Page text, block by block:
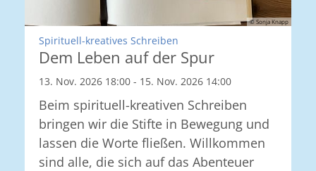
© Sonja Knapp
Spirituell-kreatives Schreiben
Dem Leben auf der Spur
13. Nov. 2026 18:00 - 15. Nov. 2026 14:00
Beim spirituell-kreativen Schreiben
bringen wir die Stifte in Bewegung und
lassen die Worte fließen. Willkommen
sind alle, die sich auf das Abenteuer